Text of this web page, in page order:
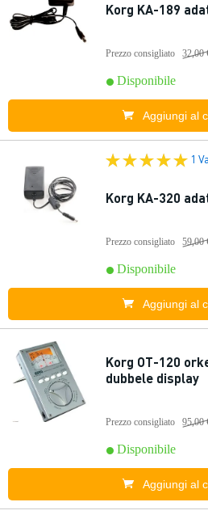
Korg KA-189
Prezzo consigliato 32,00
Disponibile
Aggiungi al
1
Korg KA-320
Prezzo consigliato 59,00
Disponibile
Aggiungi al
Korg OT-120
dubbele display
Prezzo consigliato 95,00
Disponibile
Aggiungi al